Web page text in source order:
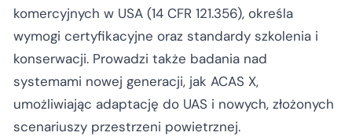
komercyjnych w USA (14 CFR 121.356), określa
wymogi certyfikacyjne oraz standardy szkolenia i
konserwacji. Prowadzi także badania nad
systemami nowej generacji, jak ACAS X,
umożliwiając adaptację do UAS i nowych, złożonych
scenariuszy przestrzeni powietrznej.